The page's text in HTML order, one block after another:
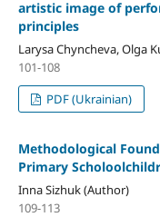
artistic image of
principles
Larysa Chyncheva, Olga
101-108
PDF (Ukrainian)
Methodological
Primary
Inna Sizhuk (Author)
109-113